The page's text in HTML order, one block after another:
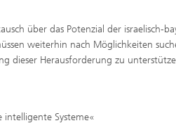
über das Potenzial der israelisch-
weiterhin nach Möglichkeiten
dieser Herausforderung zu
intelligente Systeme«